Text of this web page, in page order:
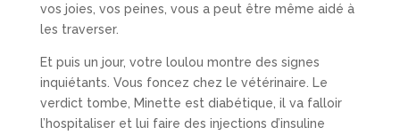
vos joies, vos peines, vous a peut être même aidé à
les traverser.
Et puis un jour, votre loulou montre des signes
inquiétants. Vous foncez chez le vétérinaire. Le
verdict tombe, Minette est diabétique, il va falloir
l’hospitaliser et lui faire des injections d’insuline